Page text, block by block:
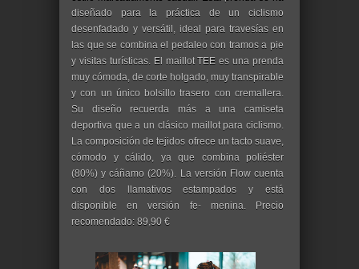
diseñado para la práctica de un ciclismo
desenfadado y versátil, ideal para travesías en
las que se combina el pedaleo con tramos a pie
y visitas turísticas. El maillot TEE es una prenda
muy cómoda, de corte holgado, muy transpirable
y con un único bolsillo trasero con cremallera.
Su diseño recuerda más a una camiseta
deportiva que a un clásico maillot para ciclismo.
La composición de tejidos ofrece un tacto suave,
cómodo y cálido, ya que combina poliéster
(80%) y cáñamo (20%). La versión Flow cuenta
con dos llamativos estampados y está
disponible en versión fe- menina. Precio
recomendado: 89,90 €